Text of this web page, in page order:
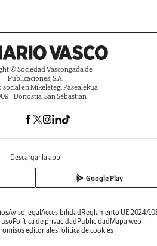
© Sociedad Vascongada de
Publicaciones, S.A.
en Mikeletegi Pasealekua
- Donostia-San Sebastián
Descargar la app
Google Play
Aviso legal Accesibilidad Reglamento UE 2024/
Política de privacidad Publicidad Mapa web
editorialesPolítica de cookies